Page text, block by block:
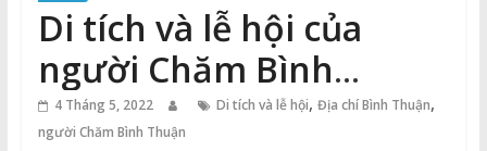
Di tích và lễ hội của
người Chăm Bình
Thuận
4 Tháng 5, 2022 Di tích và lễ hội, Địa chí Bình Thuận,
người Chăm Bình Thuận